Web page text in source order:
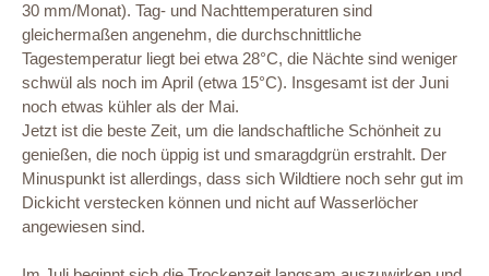
30 mm/Monat). Tag- und Nachttemperaturen sind
gleichermaßen angenehm, die durchschnittliche
Tagestemperatur liegt bei etwa 28°C, die Nächte sind weniger
schwül als noch im April (etwa 15°C). Insgesamt ist der Juni
noch etwas kühler als der Mai.
Jetzt ist die beste Zeit, um die landschaftliche Schönheit zu
genießen, die noch üppig ist und smaragdgrün erstrahlt. Der
Minuspunkt ist allerdings, dass sich Wildtiere noch sehr gut im
Dickicht verstecken können und nicht auf Wasserlöcher
angewiesen sind.